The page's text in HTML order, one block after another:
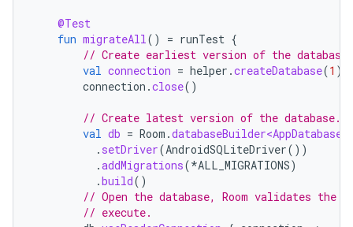
@Test
fun migrateAll() = runTest {
// Create earliest version of the database.
val connection = helper .createDatabase(1 )
connection .close()
// Create latest version of the database.
val db = Room .databaseBuilder<AppDatabase>
. setDriver(AndroidSQLiteDriver())
.addMigrations(*ALL_MIGRATIONS)
.build()
// Open the database, Room validates the
// execute.